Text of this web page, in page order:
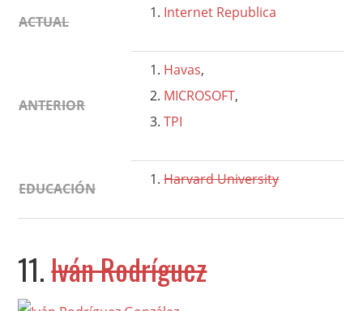
ACTUAL
Internet Republica
ANTERIOR
Havas,
MICROSOFT,
TPI
EDUCACIÓN
Harvard University
11.Iván Rodríguez